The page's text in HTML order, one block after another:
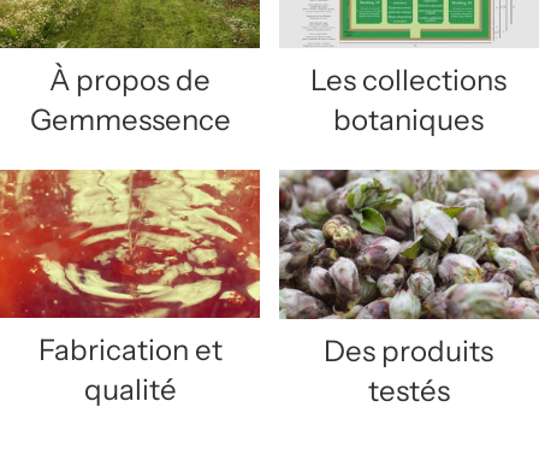
À propos de
Gemmessence
Les collections
botaniques
Fabrication et
qualité
Des produits
testés